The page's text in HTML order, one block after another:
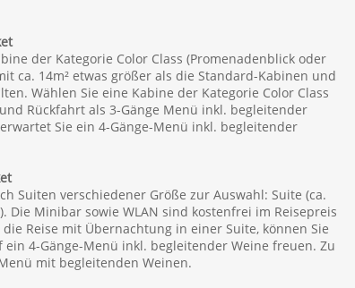
der Kategorie Color Class (Promenadenblick oder
ca. 14m² etwas größer als die Standard-Kabinen und
Wählen Sie eine Kabine der Kategorie Color Class
Rückfahrt als 3-Gänge Menü inkl. begleitender
Sie ein 4-Gänge-Menü inkl. begleitender
Suiten verschiedener Größe zur Auswahl: Suite (ca.
Die Minibar sowie WLAN sind kostenfrei im Reisepreis
Reise mit Übernachtung in einer Suite, können Sie
4-Gänge-Menü inkl. begleitender Weine freuen. Zu
mit begleitenden Weinen.